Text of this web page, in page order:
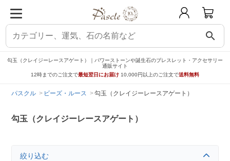
search
勾玉（クレイジーレースアゲート）｜パワーストーンや誕生石のブレスレット・アクセサリー
通販サイト
12時までのご注文で最短翌日にお届け 10,000円以上のご注文で送料無料
パスクル ビーズ・ルース 勾玉（クレイジーレースアゲート）
勾玉（クレイジーレースアゲート）
絞り込む